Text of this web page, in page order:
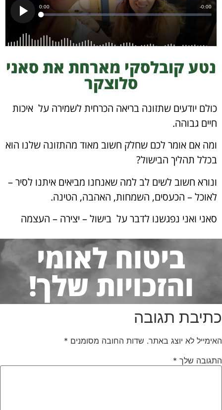
נטע קובלסקי מארחת את סאני
סלוצקר
כולם יודעים שתזונה בריאה הכרחית לשמירה על איכות
חיים גבוהה.
ומה אם אומר לכם שחלק חשוב מאוד מהתזונה שלנו הוא
בכלל תהליך הבישול?
ונורא חשוב לשים לב למה שאנחנו מביאים איתנו לסיר –
לאוכל – הכעסים, השמחות, האהבה, הטינה.
סאני ואני נפגשנו לדבר על בישול – יצירה – העצמה
ביטוח לאומי
והזכויות שלך!
כתיבת תגובה
האימייל לא יוצג באתר. שדות החובה מסומנים *
התגובה שלך *